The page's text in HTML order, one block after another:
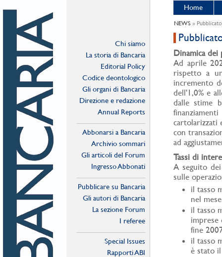
Chi siamo
La storia di Bancaria
Editorial Policy
Codice deontologico
Gli organi di Bancaria
Direzione e redazione
Annual Reports
Abbonarsi a Bancaria
Archivio sommari
Gli articoli del Forum
Ingresso Abbonati
Pubblicare su Bancaria
Gli autori di Bancaria
La sezione Forum
I referee
Special Issues
Rapporti ABI
Home
NEWS »
Dinamica
Ad aprile
rispetto a
incremento
dell'1,0% e
dalle stime
cartolarizzati
con
ad
Tassi di
A seguito
sulle
il tasso
nel
il tasso
imprese
fine
il tasso
è stato il